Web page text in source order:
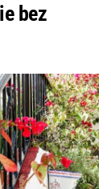
bez